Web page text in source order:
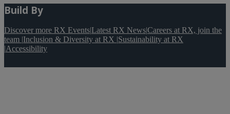
Build By
Discover more RX Events|Latest RX News|Careers at RX, join the
team |Inclusion & Diversity at RX |Sustainability at RX
|Accessibility